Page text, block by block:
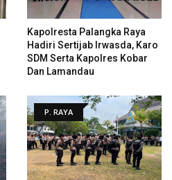
Kapolresta Palangka Raya
Hadiri Sertijab Irwasda, Karo
SDM Serta Kapolres Kobar
Dan Lamandau
P. RAYA